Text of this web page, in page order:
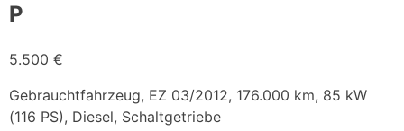
P
5.500 €
Gebrauchtfahrzeug, EZ 03/2012, 176.000 km, 85 kW
(116 PS), Diesel, Schaltgetriebe